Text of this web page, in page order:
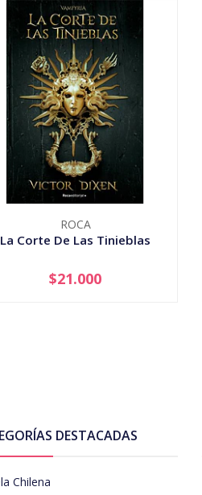
ROCA
La Corte De Las Tinieblas
+
$21.000
DESTACADAS
Chilena